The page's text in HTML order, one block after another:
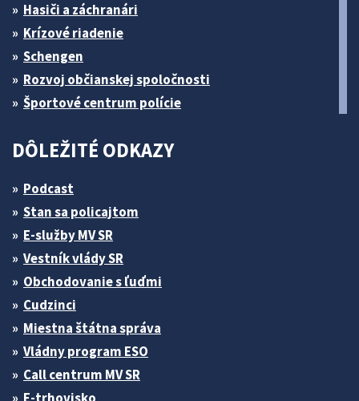
Hasiči a záchranári
Krízové riadenie
Schengen
Rozvoj občianskej spoločnosti
Športové centrum polície
DÔLEŽITÉ ODKAZY
Podcast
Stan sa policajtom
E-služby MV SR
Vestník vlády SR
Obchodovanie s ľuďmi
Cudzinci
Miestna štátna správa
Vládny program ESO
Call centrum MV SR